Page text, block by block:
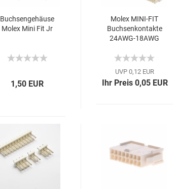
Buch­sen­ge­häu­se
Molex Mini Fit Jr
1,50 EUR
Molex MINI-​FIT
Buch­sen­kon­tak­te
24AWG-​​18AWG
UVP 0,12 EUR
Ihr Preis 0,05 EUR